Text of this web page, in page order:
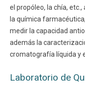
el propóleo, la chía,
la química
medir la capacidad
además la
cromatografía líquida y
Laboratorio de